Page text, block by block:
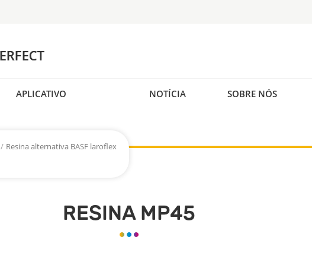
APLICATIVO NOTÍCIA SOBRE NÓS
/ Resina alternativa BASF laroflex
RESINA MP45